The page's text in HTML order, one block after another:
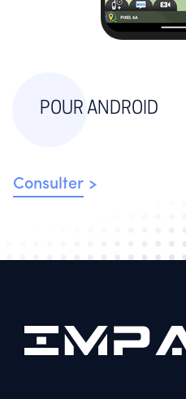
POUR ANDROID
Consulter